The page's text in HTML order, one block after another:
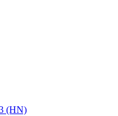
(HN)